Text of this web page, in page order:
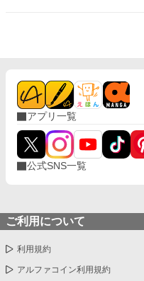
アプリ一覧
公式SNS一覧
ご利用について
利用規約
アルファコイン利用規約